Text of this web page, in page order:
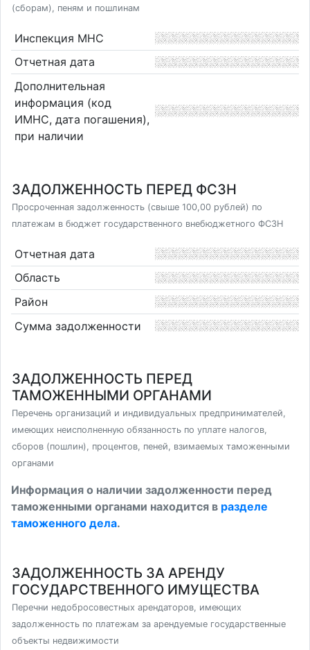
(сборам), пеням и пошлинам
Инспекция МНС
Отчетная дата
Дополнительная
информация (код
ИМНС, дата погашения),
при наличии
ЗАДОЛЖЕННОСТЬ ПЕРЕД ФСЗН
Просроченная задолженность (свыше 100,00 рублей) по
платежам в бюджет государственного внебюджетного ФСЗН
Отчетная дата
Область
Район
Сумма задолженности
ЗАДОЛЖЕННОСТЬ ПЕРЕД
ТАМОЖЕННЫМИ ОРГАНАМИ
Перечень организаций и индивидуальных предпринимателей,
имеющих неисполненную обязанность по уплате налогов,
сборов (пошлин), процентов, пеней, взимаемых таможенными
органами
Информация о наличии задолженности перед
таможенными органами находится в разделе
таможенного дела.
ЗАДОЛЖЕННОСТЬ ЗА АРЕНДУ
ГОСУДАРСТВЕННОГО ИМУЩЕСТВА
Перечни недобросовестных арендаторов, имеющих
задолженность по платежам за арендуемые государственные
объекты недвижимости